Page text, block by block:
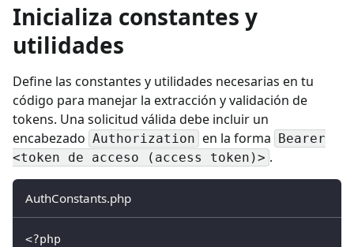
Inicializa constantes y
utilidades
Define las constantes y utilidades necesarias en tu
código para manejar la extracción y validación de
tokens. Una solicitud válida debe incluir un
encabezado Authorization en la forma
Bearer
<token de acceso (access token)> .
AuthConstants.php
<?php